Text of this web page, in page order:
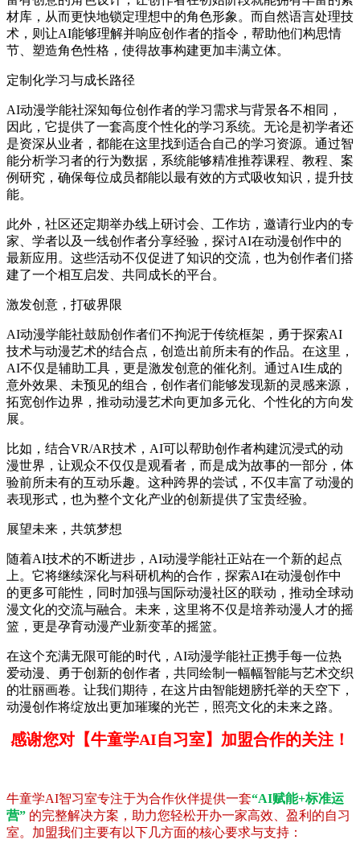
材库，从而更快地锁定理想中的角色形象。而自然语言处理技
术，则让AI能够理解并响应创作者的指令，帮助他们构思情
节、塑造角色性格，使得故事构建更加丰满立体。
定制化学习与成长路径
AI动漫学能社深知每位创作者的学习需求与背景各不相同，
因此，它提供了一套高度个性化的学习系统。无论是初学者还
是资深从业者，都能在这里找到适合自己的学习资源。通过智
能分析学习者的行为数据，系统能够精准推荐课程、教程、案
例研究，确保每位成员都能以最有效的方式吸收知识，提升技
能。
此外，社区还定期举办线上研讨会、工作坊，邀请行业内的专
家、学者以及一线创作者分享经验，探讨AI在动漫创作中的
最新应用。这些活动不仅促进了知识的交流，也为创作者们搭
建了一个相互启发、共同成长的平台。
激发创意，打破界限
AI动漫学能社鼓励创作者们不拘泥于传统框架，勇于探索AI
技术与动漫艺术的结合点，创造出前所未有的作品。在这里，
AI不仅是辅助工具，更是激发创意的催化剂。通过AI生成的
意外效果、未预见的组合，创作者们能够发现新的灵感来源，
拓宽创作边界，推动动漫艺术向更加多元化、个性化的方向发
展。
比如，结合VR/AR技术，AI可以帮助创作者构建沉浸式的动
漫世界，让观众不仅仅是观看者，而是成为故事的一部分，体
验前所未有的互动乐趣。这种跨界的尝试，不仅丰富了动漫的
表现形式，也为整个文化产业的创新提供了宝贵经验。
展望未来，共筑梦想
随着AI技术的不断进步，AI动漫学能社正站在一个新的起点
上。它将继续深化与科研机构的合作，探索AI在动漫创作中
的更多可能性，同时加强与国际动漫社区的联动，推动全球动
漫文化的交流与融合。未来，这里将不仅是培养动漫人才的摇
篮，更是孕育动漫产业新变革的摇篮。
在这个充满无限可能的时代，AI动漫学能社正携手每一位热
爱动漫、勇于创新的创作者，共同绘制一幅幅智能与艺术交织
的壮丽画卷。让我们期待，在这片由智能翅膀托举的天空下，
动漫创作将绽放出更加璀璨的光芒，照亮文化的未来之路。
感谢您对【牛童学AI自习室】加盟合作的关注！
牛童学AI智习室专注于为合作伙伴提供一套“AI赋能+标准运
营” 的完整解决方案，助力您轻松开办一家高效、盈利的自习
室。加盟我们主要有以下几方面的核心要求与支持：